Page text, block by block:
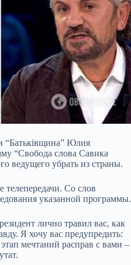
“Батьківщина” Юлия
“Свобода слова Савика
ведущего убрать из страны.
телепередачи. Со слов
указанной программы.
лично травил вас, как
Я хочу вас предупредить:
мечтаний расправ с вами –